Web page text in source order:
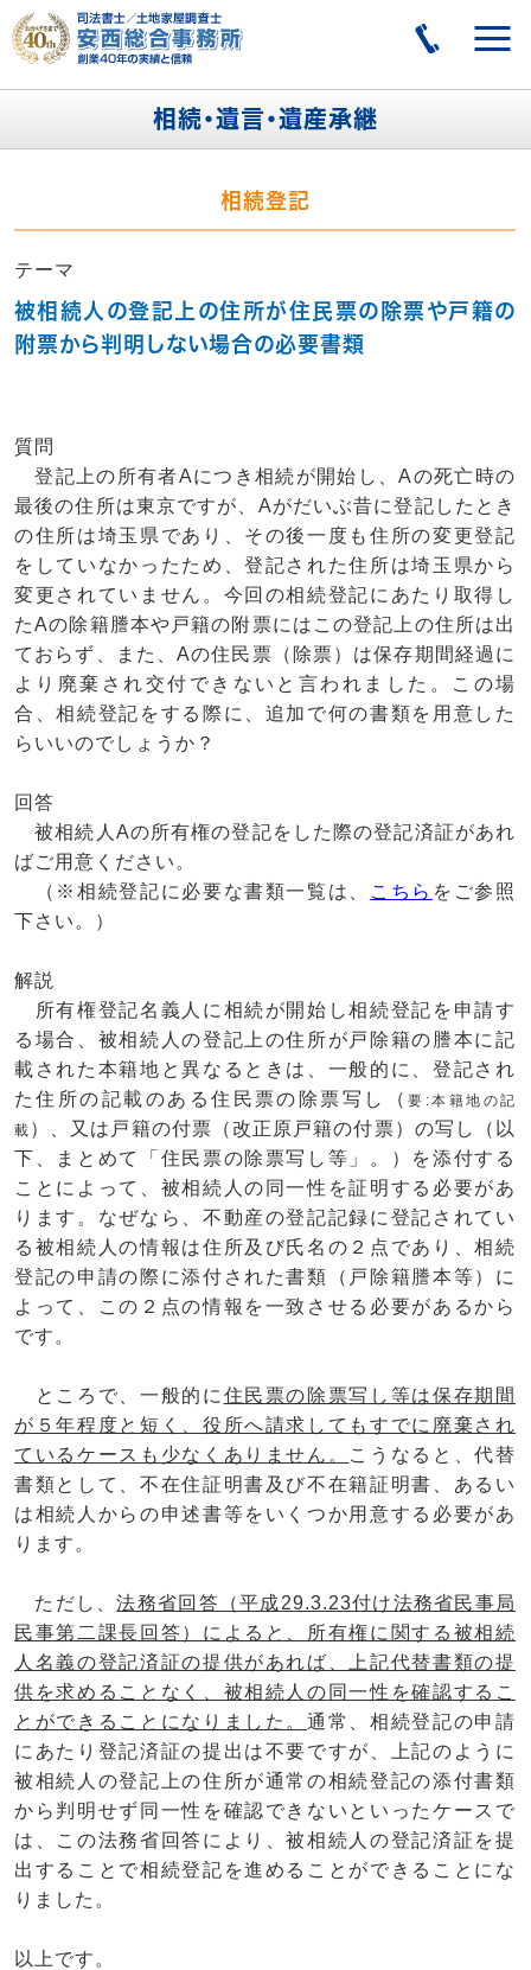
相続・遺言・遺産承継
相続登記
テーマ
被相続人の登記上の住所が住民票の除票や戸籍の
附票から判明しない場合の必要書類
質問
登記上の所有者Aにつき相続が開始し、Aの死亡時の
最後の住所は東京ですが、Aがだいぶ昔に登記したとき
の住所は埼玉県であり、その後一度も住所の変更登記
をしていなかったため、登記された住所は埼玉県から
変更されていません。今回の相続登記にあたり取得し
たAの除籍謄本や戸籍の附票にはこの登記上の住所は出
ておらず、また、Aの住民票（除票）は保存期間経過に
より廃棄され交付できないと言われました。この場
合、相続登記をする際に、追加で何の書類を用意した
らいいのでしょうか？
回答
被相続人Aの所有権の登記をした際の登記済証があれ
ばご用意ください。
（※相続登記に必要な書類一覧は、
こちら をご参照
下さい。）
解説
所有権登記名義人に相続が開始し相続登記を申請す
る場合、被相続人の登記上の住所が戸除籍の謄本に記
載された本籍地と異なるときは、一般的に、登記され
た住所の記載のある住民票の除票写し（要:本籍地の記
載 ）、又は戸籍の付票（改正原戸籍の付票）の写し（以
下、まとめて「住民票の除票写し等」。）を添付する
ことによって、被相続人の同一性を証明する必要があ
ります。なぜなら、不動産の登記記録に登記されてい
る被相続人の情報は住所及び氏名の２点であり、相続
登記の申請の際に添付された書類（戸除籍謄本等）に
よって、この２点の情報を一致させる必要があるから
です。
ところで、一般的に 住民票の除票写し等は保存期間
が５年程度と短く、役所へ請求してもすでに廃棄され
ているケースも少なくありません。 こうなると、代替
書類として、不在住証明書及び不在籍証明書、あるい
は相続人からの申述書等をいくつか用意する必要があ
ります。
ただし、法務省回答（平成29.3.23付け法務省民事局
民事第二課長回答）によると、所有権に関する被相続
人名義の登記済証の提供があれば、上記代替書類の提
供を求めることなく、被相続人の同一性を確認するこ
とができることになりました。通常、相続登記の申請
にあたり登記済証の提出は不要ですが、上記のように
被相続人の登記上の住所が通常の相続登記の添付書類
から判明せず同一性を確認できないといったケースで
は、この法務省回答により、被相続人の登記済証を提
出することで相続登記を進めることができることにな
りました。
以上です。